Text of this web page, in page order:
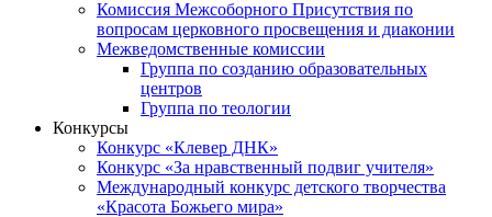
Комиссия Межсоборного Присутствия по
вопросам церковного просвещения и диаконии
Межведомственные комиссии
Группа по созданию образовательных
центров
Группа по теологии
Конкурсы
Конкурс «Клевер ДНК»
Конкурс «За нравственный подвиг учителя»
Международный конкурс детского творчества
«Красота Божьего мира»